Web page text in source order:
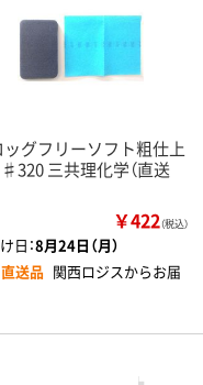
ッグフリーソフト粗仕上
三共理化学（直送
￥422（税込）
日：8月24日（月）
直送品 関西ロジスからお届